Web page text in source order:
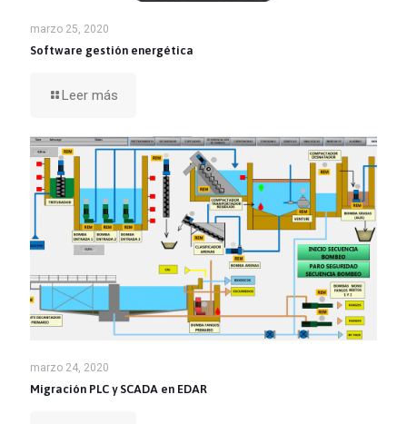
marzo 25, 2020
Software gestión energética
Leer más
marzo 24, 2020
Migración PLC y SCADA en EDAR